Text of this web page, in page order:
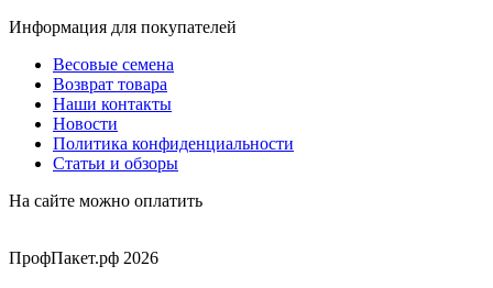
420 ₽
Информация для покупателей
Весовые семена
Возврат товара
Наши контакты
Новости
Политика конфиденциальности
Статьи и обзоры
На сайте можно оплатить
ПрофПакет.рф 2026